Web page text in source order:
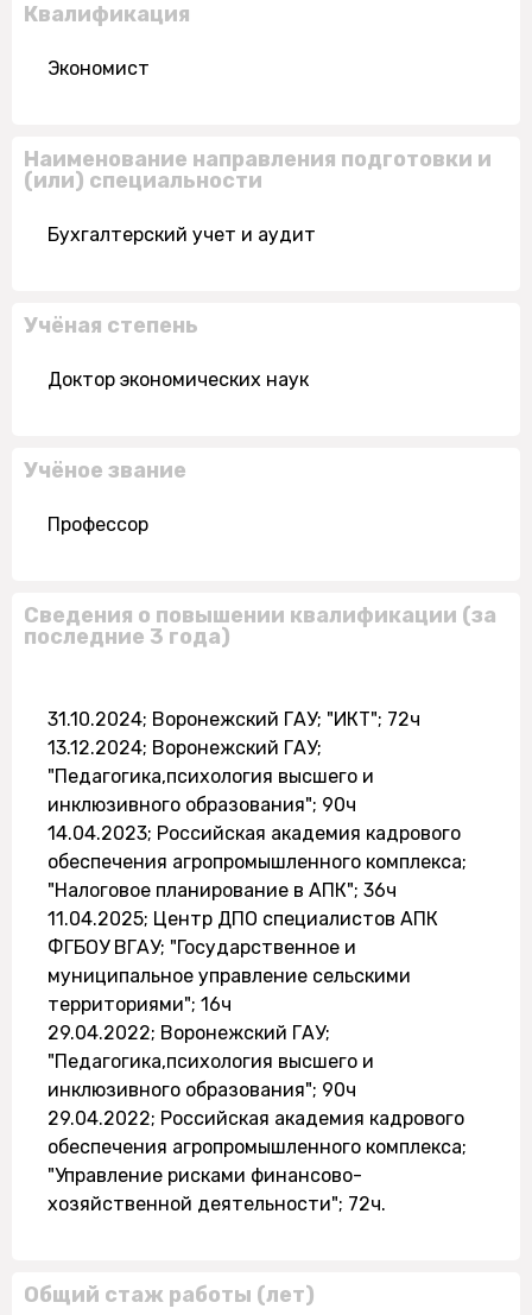
Квалификация
Экономист
Наименование направления подготовки и
(или) специальности
Бухгалтерский учет и аудит
Учёная степень
Доктор экономических наук
Учёное звание
Профессор
Сведения о повышении квалификации (за
последние 3 года)
31.10.2024; Воронежский ГАУ; "ИКТ"; 72ч
13.12.2024; Воронежский ГАУ;
"Педагогика,психология высшего и
инклюзивного образования"; 90ч
14.04.2023; Российская академия кадрового
обеспечения агропромышленного комплекса;
"Налоговое планирование в АПК"; 36ч
11.04.2025; Центр ДПО специалистов АПК
ФГБОУ ВГАУ; "Государственное и
муниципальное управление сельскими
территориями"; 16ч
29.04.2022; Воронежский ГАУ;
"Педагогика,психология высшего и
инклюзивного образования"; 90ч
29.04.2022; Российская академия кадрового
обеспечения агропромышленного комплекса;
"Управление рисками финансово-
хозяйственной деятельности"; 72ч.
Общий стаж работы (лет)